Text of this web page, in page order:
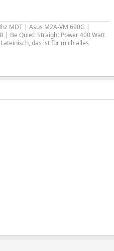
MDT | Asus M2A-VM 690G |
| Be Quiet! Straight Power 400 Watt
das ist für mich alles